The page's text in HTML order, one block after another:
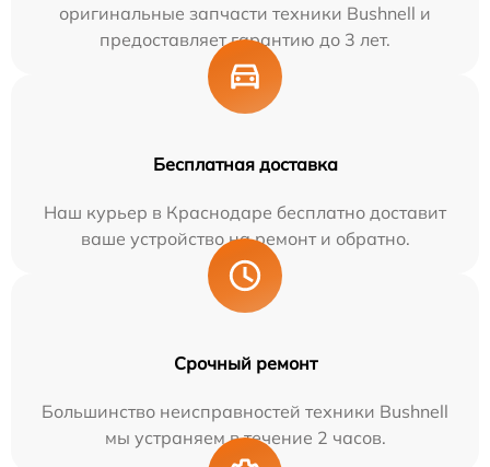
оригинальные запчасти техники Bushnell и
предоставляет гарантию до 3 лет.
Бесплатная доставка
Наш курьер в Краснодаре бесплатно доставит
ваше устройство на ремонт и обратно.
Срочный ремонт
Большинство неисправностей техники Bushnell
мы устраняем в течение 2 часов.